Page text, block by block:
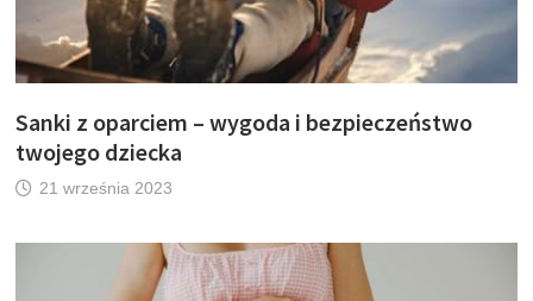
Sanki z oparciem – wygoda i bezpieczeństwo
twojego dziecka
21 września 2023